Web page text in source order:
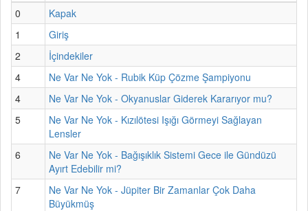
0
Kapak
1
Giriş
2
İçindekiler
4
Ne Var Ne Yok - Rubik Küp Çözme Şampiyonu
4
Ne Var Ne Yok - Okyanuslar Giderek Kararıyor mu?
5
Ne Var Ne Yok - Kızılötesi Işığı Görmeyi Sağlayan
Lensler
6
Ne Var Ne Yok - Bağışıklık Sistemi Gece ile Gündüzü
Ayırt Edebilir mi?
7
Ne Var Ne Yok - Jüpiter Bir Zamanlar Çok Daha
Büyükmüş